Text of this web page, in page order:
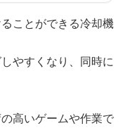
ことができる冷却機
やすくなり、同時に
高いゲームや作業で